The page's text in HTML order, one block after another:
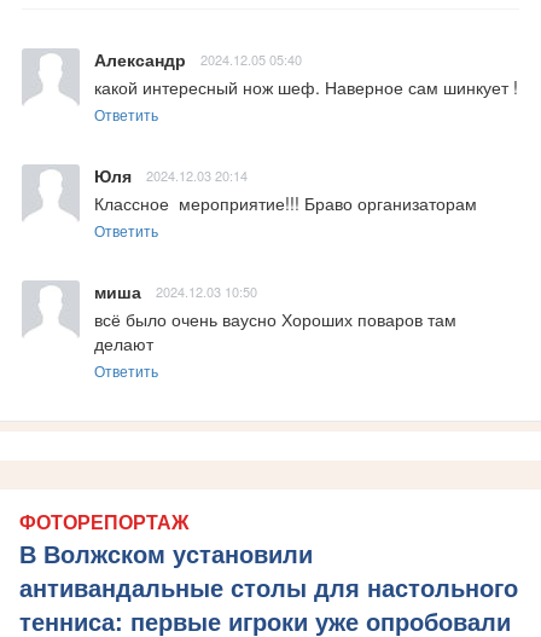
Александр 2024.12.05 05:40
какой интересный нож шеф. Наверное сам шинкует !
Ответить
Юля 2024.12.03 20:14
Классное  мероприятие!!! Браво организаторам
Ответить
миша 2024.12.03 10:50
всё было очень ваусно Хороших поваров там
делают
Ответить
ФОТОРЕПОРТАЖ
В Волжском установили
антивандальные столы для настольного
тенниса: первые игроки уже опробовали